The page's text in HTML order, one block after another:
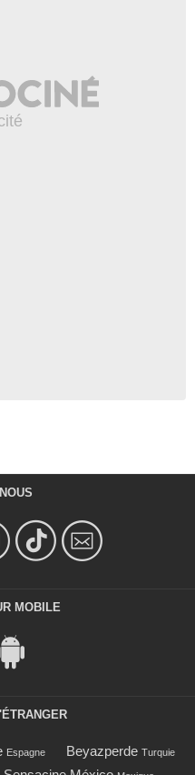
MOBILE
Espagne Beyazperde Turquie